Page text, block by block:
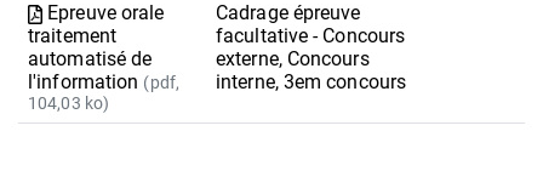
Epreuve orale
traitement
automatisé de
l'information (pdf,
104,03 ko)
Cadrage épreuve
facultative - Concours
externe, Concours
interne, 3em concours